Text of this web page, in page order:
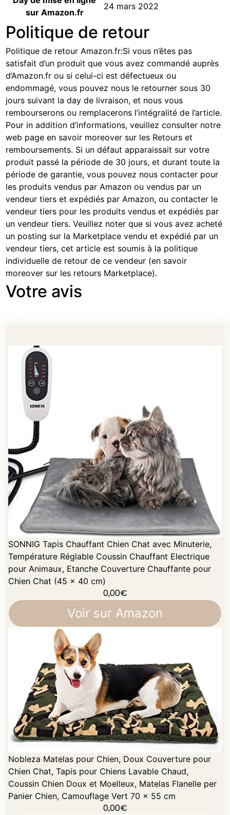
sur Amazon.fr
24 mars 2022
Politique de retour
Politique de retour Amazon.fr:Si vous n’êtes pas
satisfait d’un produit que vous avez commandé auprès
d’Amazon.fr ou si celui-ci est défectueux ou
endommagé, vous pouvez nous le retourner sous 30
jours suivant la day de livraison, et nous vous
rembourserons ou remplacerons l’intégralité de l’article.
Pour in addition d’informations, veuillez consulter notre
web pageen savoir moreover sur les Retours et
remboursements. Si un défaut apparaissait sur votre
produit passé la période de 30 jours, et durant toute la
période de garantie, vous pouvez nous contacter pour
les produits vendus par Amazon ou vendus par un
vendeur tiers et expédiés par Amazon, ou contacter le
vendeur tiers pour les produits vendus et expédiés par
un vendeur tiers. Veuillez noter que si vous avez acheté
un posting sur la Marketplace vendu et expédié par un
vendeur tiers, cet article est soumis à la politique
individuelle de retour de ce vendeur (en savoir
moreover sur les retours Marketplace).
Votre avis
SONNIG Tapis Chauffant Chien Chat avec Minuterie,
Température Réglable Coussin Chauffant Electrique
pour Animaux, Etanche Couverture Chauffante pour
Chien Chat (45 x 40 cm)
0,00€
Voir sur Amazon
Nobleza Matelas pour Chien, Doux Couverture pour
Chien Chat, Tapis pour Chiens Lavable Chaud,
Coussin Chien Doux et Moelleux, Matelas Flanelle per
Panier Chien, Camouflage Vert 70 × 55 cm
0,00€